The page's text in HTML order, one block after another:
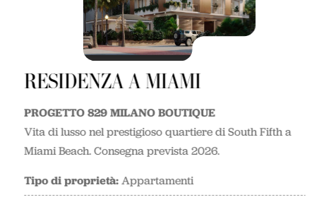
RESIDENZA A MIAMI
PROGETTO 829 MILANO BOUTIQUE
Vita di lusso nel prestigioso quartiere di South Fifth a
Miami Beach. Consegna prevista 2026.
Tipo di proprietà:Appartamenti